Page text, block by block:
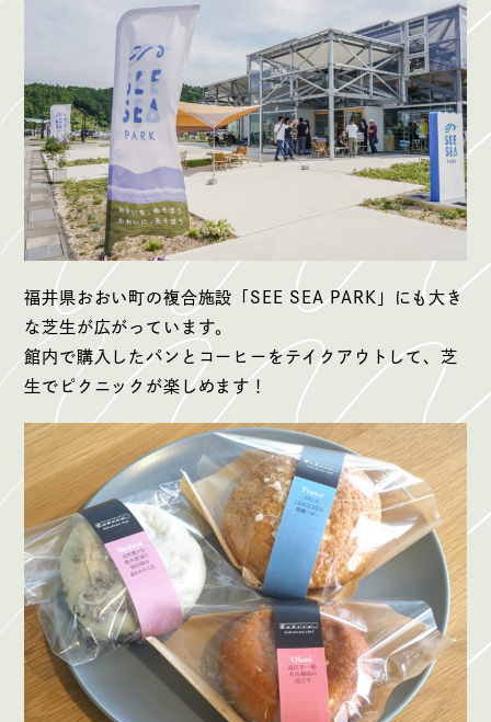
福井県おおい町の複合施設「SEE SEA PARK」にも大き
な芝生が広がっています。
館内で購入したパンとコーヒーをテイクアウトして、芝
生でピクニックが楽しめます！